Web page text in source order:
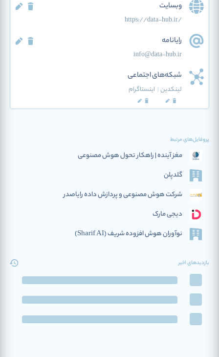
وبسایت
https://data-hub.ir/
رایانامه
info@data-hub.ir
شبکه‌های اجتماعی
لینکدین| اینستاگرام
پروفایل‌های مرتبط
مغز آینده | راهکار تحول هوش مصنوعی
گلدپلن
شرکت هوش مصنوعی و پردازش داده رایاصدر
دیجی مارک
نوآوران هوش افزوده‌ شریف (Sharif AI)
بازدیدهای اخیر